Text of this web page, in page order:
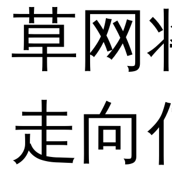
草网
走向